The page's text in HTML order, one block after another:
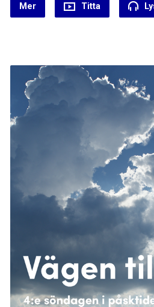
Mer Titta